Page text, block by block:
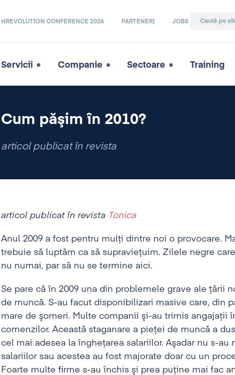
HREVOLUTION CONFERENCE 2026 PARTENERI JOBS
Servicii Companie Sectoare Training
Cum păşim în 2010?
articol publicat în revista
articol publicat în revista Tonica
Anul 2009 a fost pentru mulţi dintre noi o provocare.
trebuie să luptăm ca să supravieţuim. Zilele negre
nu numai, par să nu se termine aici.
Se pare că în 2009 una din problemele grave ale ţării
de muncă. S-au facut disponibilizari masive care, din
mare de şomeri. Multe companii şi-au trimis angajaţii
comenzilor. Această staganare a pieţei de muncă a
cel mai adesea la îngheţarea salariilor. Aşadar nu s-au
salariilor sau acestea au fost majorate doar cu un
Foarte multe firme s-au închis şi prea puţine mai fac